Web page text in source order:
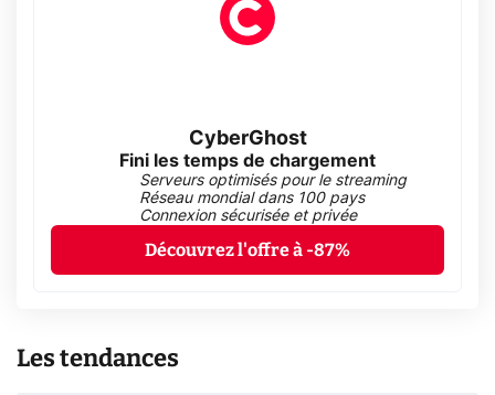
CyberGhost
Fini les temps de chargement
Serveurs optimisés pour le streaming
Réseau mondial dans 100 pays
Connexion sécurisée et privée
Découvrez l'offre à -87%
Les tendances